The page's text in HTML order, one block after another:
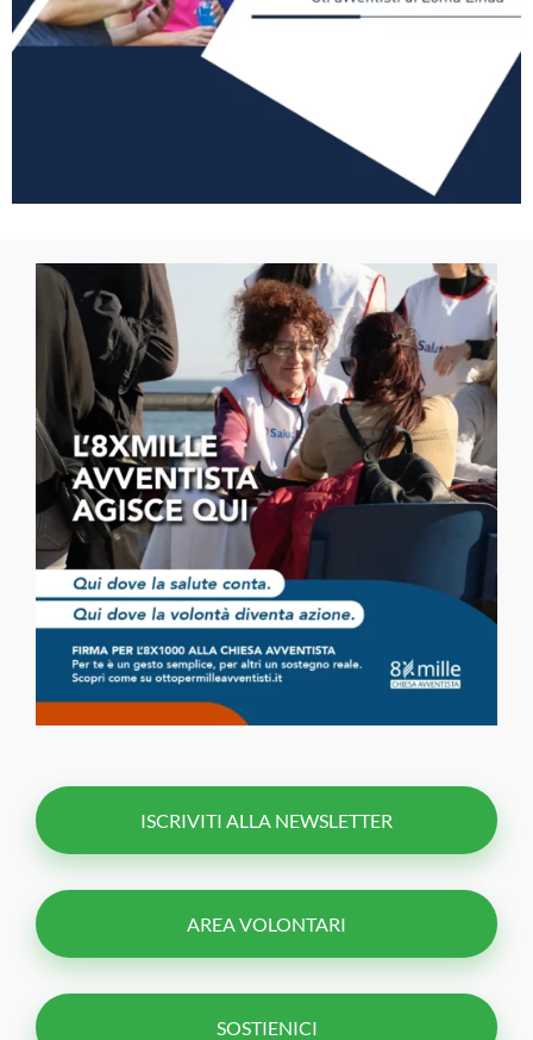
ISCRIVITI ALLA NEWSLETTER
AREA VOLONTARI
SOSTIENICI